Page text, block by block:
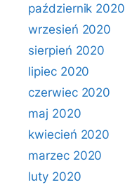
październik 2020
wrzesień 2020
sierpień 2020
lipiec 2020
czerwiec 2020
maj 2020
kwiecień 2020
marzec 2020
luty 2020